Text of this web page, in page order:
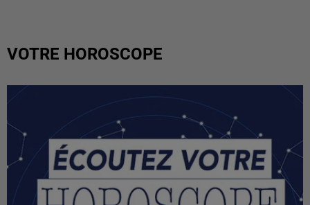
VOTRE HOROSCOPE